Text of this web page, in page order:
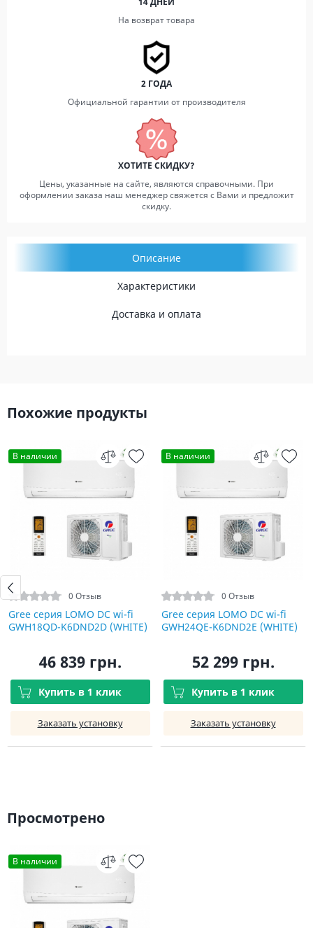
На возврат товара
2 ГОДА
Официальной гарантии от производителя
ХОТИТЕ СКИДКУ?
Цены, указанные на сайте, являются справочными. При
оформлении заказа наш менеджер свяжется с Вами и предложит
скидку.
Описание
Характеристики
Доставка и оплата
Похожие продукты
В наличии
0 Отзыв
Gree серия LOMO DC wi-fi
GWH18QD-K6DND2D (WHITE)
46 839 грн.
Купить в 1 клик
Заказать установку
В наличии
0 Отзыв
Gree серия LOMO DC wi-fi
GWH24QE-K6DND2E (WHITE)
52 299 грн.
Купить в 1 клик
Заказать установку
Просмотрено
В наличии